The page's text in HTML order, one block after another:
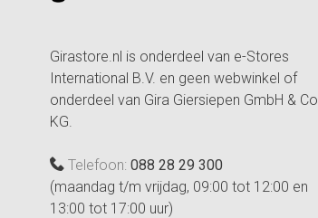
Girastore.nl is onderdeel van e-Stores
International B.V. en geen webwinkel of
onderdeel van Gira Giersiepen GmbH & Co.
KG.
Telefoon: 088 28 29 300
(maandag t/m vrijdag, 09:00 tot 12:00 en
13:00 tot 17:00 uur)